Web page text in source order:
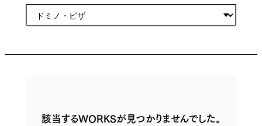
該当するWORKSが見つかりませんでした。